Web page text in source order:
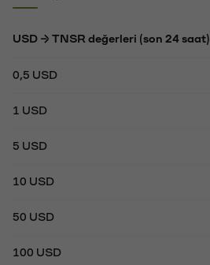
USD → TNSR değerleri (son 24 saat)
0,5 USD
1 USD
5 USD
10 USD
50 USD
100 USD